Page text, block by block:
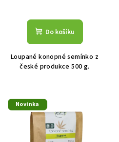
hodnocení
produktu
z
5
Do košíku
Loupané konopné semínko z
české produkce 500 g.
Novinka